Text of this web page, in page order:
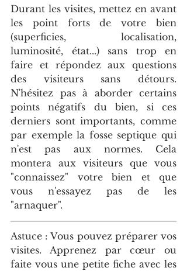
Durant les visites, mettez en avant
les point forts de votre bien
(superficies, localisation,
luminosité, état...) sans trop en
faire et répondez aux questions
des visiteurs sans détours.
N'hésitez pas à aborder certains
points négatifs du bien, si ces
derniers sont importants, comme
par exemple la fosse septique qui
n'est pas aux normes. Cela
montera aux visiteurs que vous
"connaissez" votre bien et que
vous n'essayez pas de les
"arnaquer".
Astuce : Vous pouvez préparer vos
visites. Apprenez par cœur ou
faite vous une petite fiche avec les